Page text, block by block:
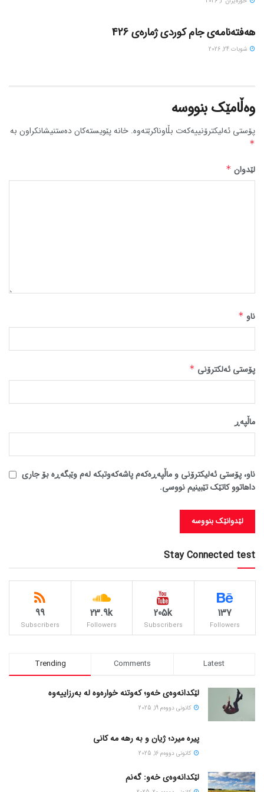
هەفتەنامەی جام کوردی ژمارەی 426
شوبات 24, 2026
وەڵامێک بنووسە
پۆستی ئەلیکترۆنییەکەت بڵاوناکرێتەوە. خانە پێویستەکان دەستنیشانکراون بە
*
لێدوان*
ناو *
پۆستی ئەلکترۆنی *
ماڵپه‌ڕ
ناو، پۆستی ئەلیکترۆنی و ماڵپەڕەکەم پاشەکەوتبکە لەم وێبگەڕە بۆ جاری
داهاتوو کاتێک تێبینیم نووسی.
Stay Connected test
137
Followers
205k
Subscribers
23.9k
Followers
99
Subscribers
Trending Comments Latest
لێکدانەوەی خەو؛ کەوتنە خوارەوە لە بەرزاییەوە
كانونی دووه‌م 19, 2025
پیره میرد؛ ژیان و به رهه مه کانی
كانونی دووه‌م 16, 2025
لێکدانەوەی خەو: گەنم